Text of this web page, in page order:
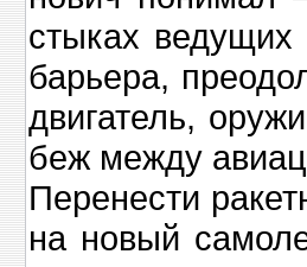
стыках ведущих
барьера,
двигатель,
беж между
Перенести
на новый